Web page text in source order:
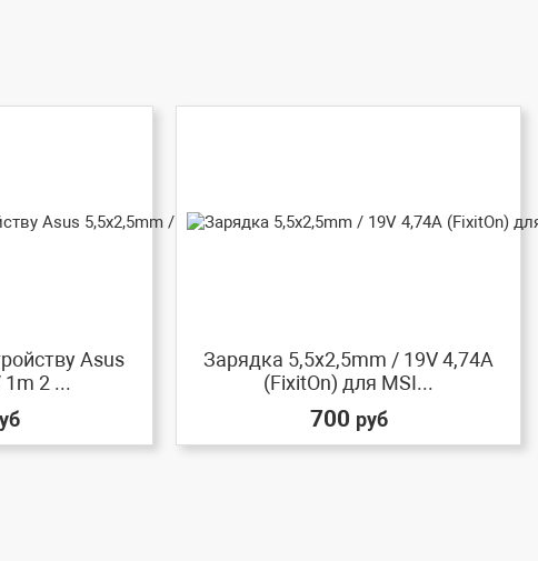
Asus
2 ...
Зарядка 5,5x2,5mm / 19V 4,74A
(FixitOn) для MSI...
700 руб